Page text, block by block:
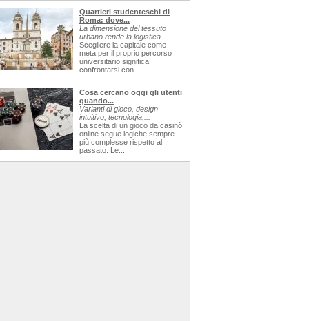
Quartieri studenteschi di
Roma: dove...
La dimensione del tessuto
urbano rende la logistica...
Scegliere la capitale come
meta per il proprio percorso
universitario significa
confrontarsi con...
Cosa cercano oggi gli utenti
quando...
Varianti di gioco, design
intuitivo, tecnologia,...
La scelta di un gioco da casinò
online segue logiche sempre
più complesse rispetto al
passato. Le...